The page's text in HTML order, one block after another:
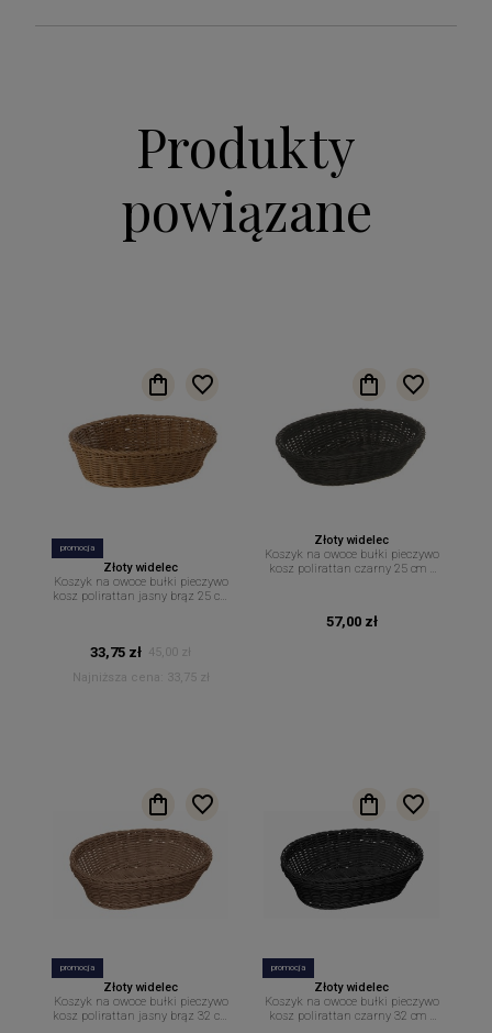
Produkty
powiązane
promocja
Złoty widelec
Koszyk na owoce bułki pieczywo
kosz polirattan jasny brąz 25 cm
33,75 zł
45,00 zł
Najniższa cena:
33,75 zł
Złoty widelec
Koszyk na owoce bułki pieczywo
kosz polirattan czarny 25 cm x
57,00 zł
promocja
Złoty widelec
Koszyk na owoce bułki pieczywo
kosz polirattan jasny brąz 32 cm
promocja
Złoty widelec
Koszyk na owoce bułki pieczywo
kosz polirattan czarny 32 cm x